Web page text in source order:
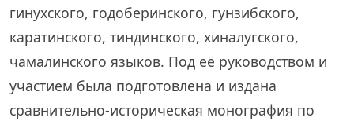
гинухского, годоберинского, гунзибского,
каратинского, тиндинского, хиналугского,
чамалинского языков. Под её руководством и
участием была подготовлена и издана
сравнительно-историческая монография по